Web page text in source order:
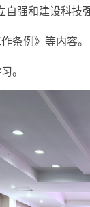
强和建设科技
条例》等内容。
。